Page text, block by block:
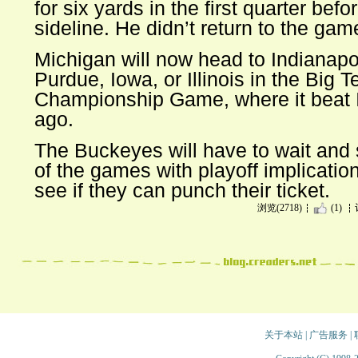
for six yards in the first quarter
sideline. He didn’t return to the
Michigan will now head to
Purdue, Iowa, or Illinois in the Big
Championship Game, where it beat
ago.
The Buckeyes will have to wait and
of the games with playoff
see if they can punch their ticket.
浏览(2718) (1)
关于本站| 广告服务